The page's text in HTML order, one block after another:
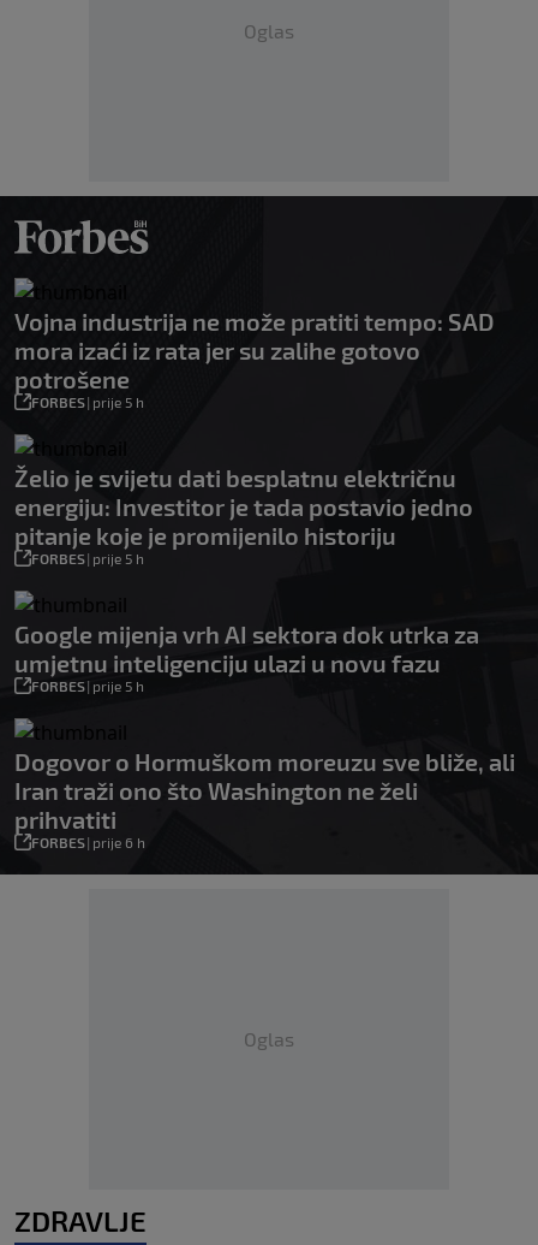
Oglas
Vojna industrija ne može pratiti tempo: SAD
mora izaći iz rata jer su zalihe gotovo
potrošene
FORBES| prije 5 h
Želio je svijetu dati besplatnu električnu
energiju: Investitor je tada postavio jedno
pitanje koje je promijenilo historiju
FORBES| prije 5 h
Google mijenja vrh AI sektora dok utrka za
umjetnu inteligenciju ulazi u novu fazu
FORBES| prije 5 h
Dogovor o Hormuškom moreuzu sve bliže, ali
Iran traži ono što Washington ne želi
prihvatiti
FORBES| prije 6 h
Oglas
ZDRAVLJE